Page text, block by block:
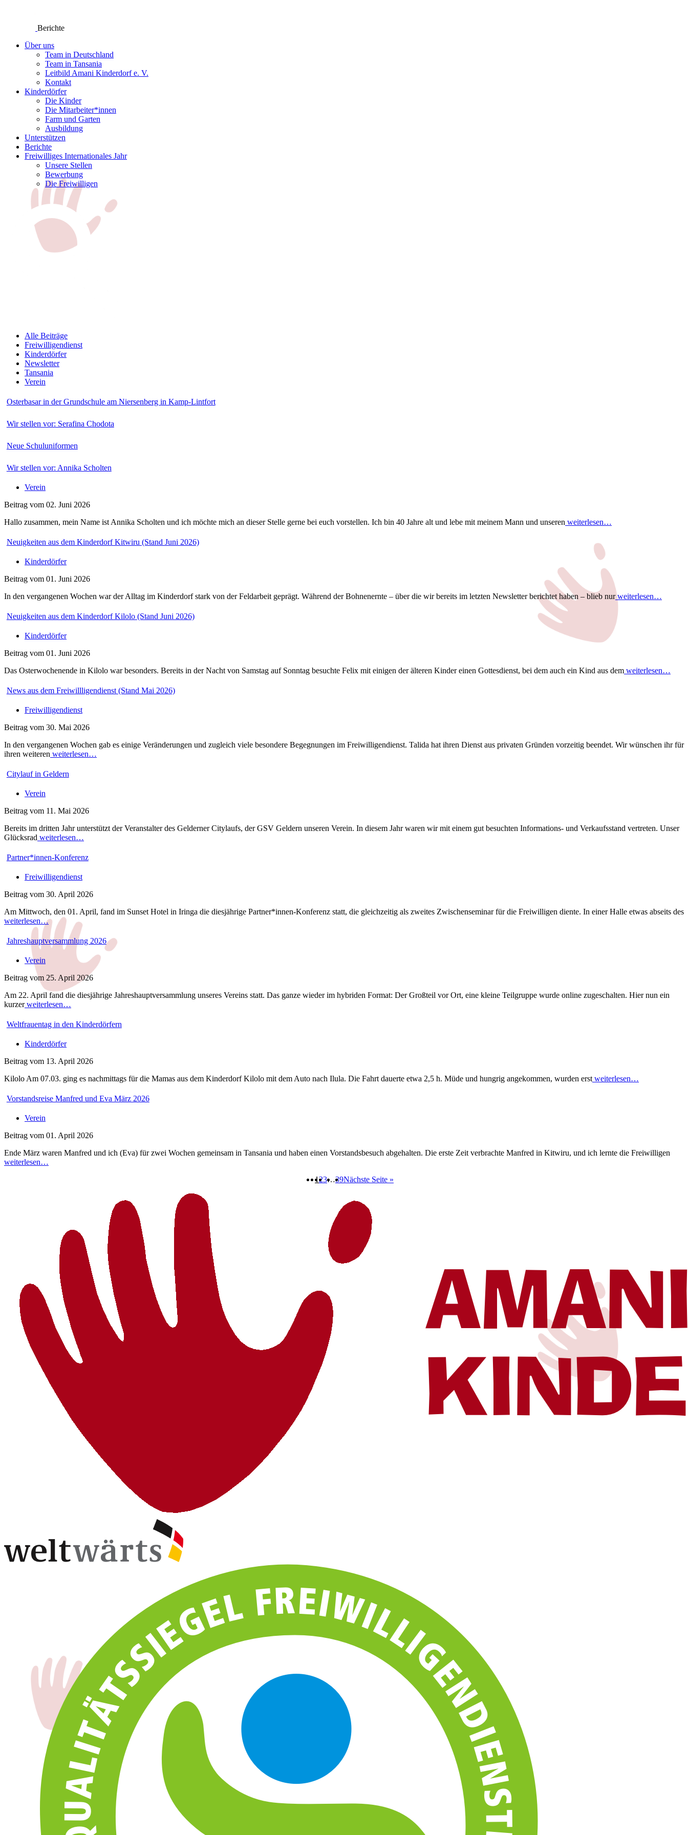
Berichte
Über uns
Team in Deutschland
Team in Tansania
Leitbild Amani Kinderdorf e. V.
Kontakt
Kinderdörfer
Die Kinder
Die Mitarbeiter*innen
Farm und Garten
Ausbildung
Unterstützen
Berichte
Freiwilliges Internationales Jahr
Unsere Stellen
Bewerbung
Die Freiwilligen
Alle Beiträge
Freiwilligendienst
Kinderdörfer
Newsletter
Tansania
Verein
Osterbasar in der Grundschule am Niersenberg in Kamp-Lintfort
Wir stellen vor: Serafina Chodota
Neue Schuluniformen
Wir stellen vor: Annika Scholten
Verein
Beitrag vom 02. Juni 2026
Hallo zusammen, mein Name ist Annika Scholten und ich möchte mich an dieser Stelle gerne bei euch vorstellen. Ich bin 40 Jahre alt und lebe mit meinem Mann und unseren weiterlesen…
Neuigkeiten aus dem Kinderdorf Kitwiru (Stand Juni 2026)
Kinderdörfer
Beitrag vom 01. Juni 2026
In den vergangenen Wochen war der Alltag im Kinderdorf stark von der Feldarbeit geprägt. Während der Bohnenernte – über die wir bereits im letzten Newsletter berichtet haben – blieb nurweiterlesen…
Neuigkeiten aus dem Kinderdorf Kilolo (Stand Juni 2026)
Kinderdörfer
Beitrag vom 01. Juni 2026
Das Osterwochenende in Kilolo war besonders. Bereits in der Nacht von Samstag auf Sonntag besuchte Felix mit einigen der älteren Kinder einen Gottesdienst, bei dem auch ein Kind aus dem weiterlesen…
News aus dem Freiwillligendienst (Stand Mai 2026)
Freiwilligendienst
Beitrag vom 30. Mai 2026
In den vergangenen Wochen gab es einige Veränderungen und zugleich viele besondere Begegnungen im Freiwilligendienst. Talida hat ihren Dienst aus privaten Gründen vorzeitig beendet. Wir wünschen ihr für
ihren weiteren weiterlesen…
Citylauf in Geldern
Verein
Beitrag vom 11. Mai 2026
Bereits im dritten Jahr unterstützt der Veranstalter des Gelderner Citylaufs, der GSV Geldern unseren Verein. In diesem Jahr waren wir mit einem gut besuchten Informations- und Verkaufsstand vertreten. Unser
Glücksrad weiterlesen…
Partner*innen-Konferenz
Freiwilligendienst
Beitrag vom 30. April 2026
Am Mittwoch, den 01. April, fand im Sunset Hotel in Iringa die diesjährige Partner*innen-Konferenz statt, die gleichzeitig als zweites Zwischenseminar für die Freiwilligen diente. In einer Halle etwas abseits des
weiterlesen…
Jahreshauptversammlung 2026
Verein
Beitrag vom 25. April 2026
Am 22. April fand die diesjährige Jahreshauptversammlung unseres Vereins statt. Das ganze wieder im hybriden Format: Der Großteil vor Ort, eine kleine Teilgruppe wurde online zugeschalten. Hier nun ein
kurzerweiterlesen…
Weltfrauentag in den Kinderdörfern
Kinderdörfer
Beitrag vom 13. April 2026
Kilolo Am 07.03. ging es nachmittags für die Mamas aus dem Kinderdorf Kilolo mit dem Auto nach Ilula. Die Fahrt dauerte etwa 2,5 h. Müde und hungrig angekommen, wurden erst weiterlesen…
Vorstandsreise Manfred und Eva März 2026
Verein
Beitrag vom 01. April 2026
Ende März waren Manfred und ich (Eva) für zwei Wochen gemeinsam in Tansania und haben einen Vorstandsbesuch abgehalten. Die erste Zeit verbrachte Manfred in Kitwiru, und ich lernte die Freiwilligen
weiterlesen…
123…39Nächste Seite »